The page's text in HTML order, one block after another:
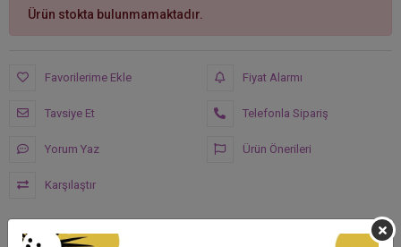
Ürün stokta bulunmamaktadır.
Favorilerime Ekle
Tavsiye Et
Yorum Yaz
Karşılaştır
Fiyat Alarmı
Telefonla Sipariş
Ürün Önerileri